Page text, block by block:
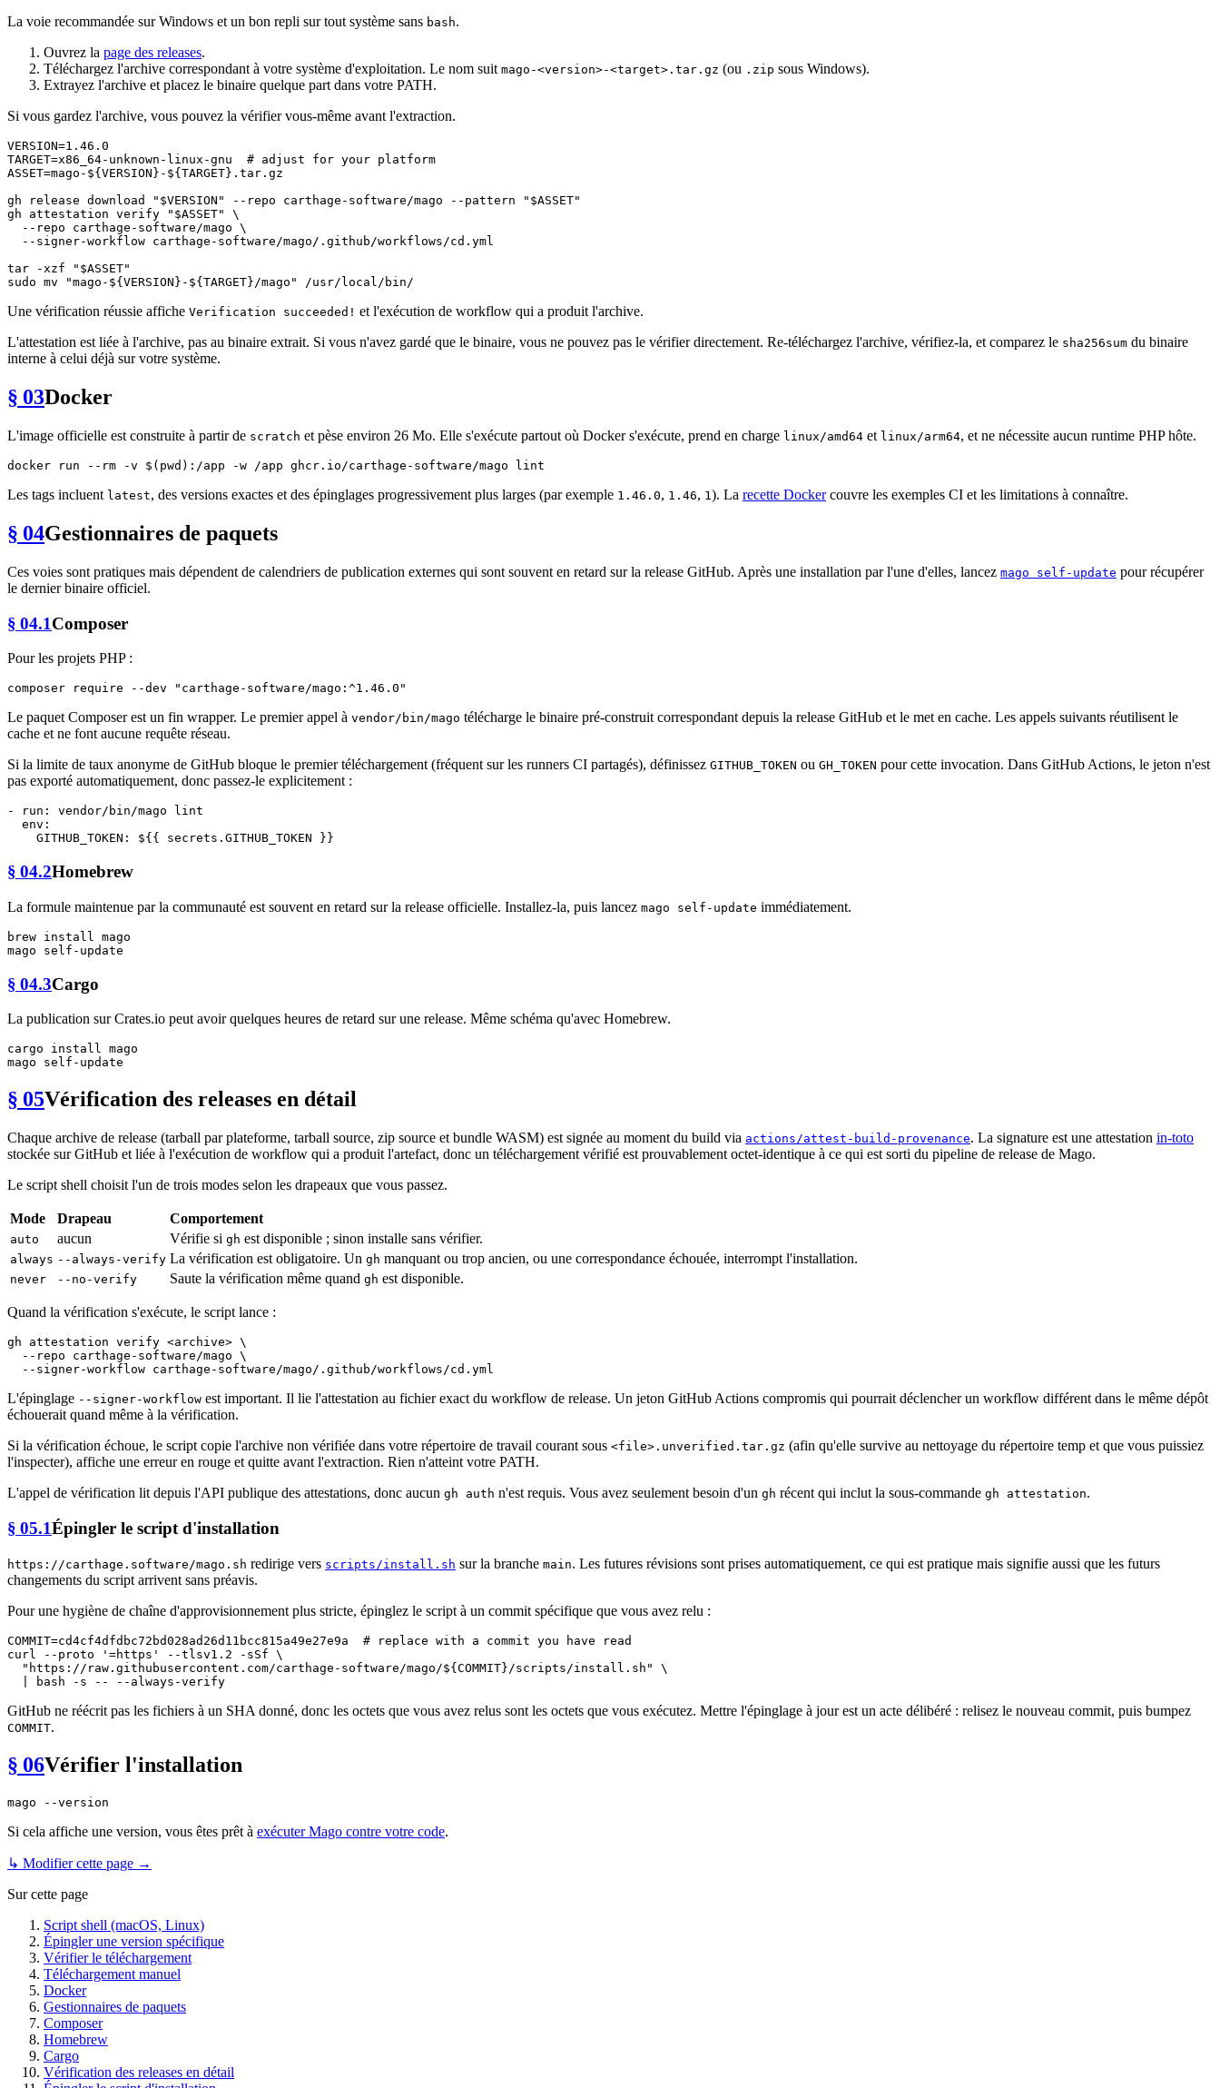
La voie recommandée sur Windows et un bon repli sur tout système sans bash.
Ouvrez la page des releases.
Téléchargez l'archive correspondant à votre système d'exploitation. Le nom suit mago-<version>-<target>.tar.gz (ou .zip sous Windows).
Extrayez l'archive et placez le binaire quelque part dans votre PATH.
Si vous gardez l'archive, vous pouvez la vérifier vous-même avant l'extraction.
VERSION=1.46.0
TARGET=x86_64-unknown-linux-gnu # adjust for your platform
ASSET=mago- ${VERSION} - ${TARGET} .tar.gz
gh release download
" $VERSION " --repo carthage-software/mago --pattern " $ASSET"
gh attestation verify
" $ASSET"
\
  --repo carthage-software/mago \
  --signer-workflow carthage-software/mago/.github/workflows/cd.yml
tar -xzf
" $ASSET"
sudo mv "mago- ${VERSION} - ${TARGET}/mago"
Une vérification réussie affiche Verification succeeded! et l'exécution de workflow qui a produit l'archive.
L'attestation est liée à l'archive, pas au binaire extrait. Si vous n'avez gardé que le binaire, vous ne pouvez pas le vérifier directement. Re-téléchargez l'archive, vérifiez-la, et comparez le sha256sum du binaire
interne à celui déjà sur votre système.
§ 03Docker
L'image officielle est construite à partir de scratch et pèse environ 26 Mo. Elle s'exécute partout où Docker s'exécute, prend en charge linux/amd64 et linux/arm64, et ne nécessite aucun runtime PHP hôte.
docker run -- rm -v $( pwd
Les tags incluent latest, des versions exactes et des épinglages progressivement plus larges (par exemple 1.46.0, 1.46, 1). La recette Dockercouvre les exemples CI et les limitations à connaître.
§ 04Gestionnaires de paquets
Ces voies sont pratiques mais dépendent de calendriers de publication externes qui sont souvent en retard sur la release GitHub. Après une installation par l'une d'elles, lancez mago self-update pour récupérer
le dernier binaire officiel.
§ 04.1Composer
Pour les projets PHP :
composer require --dev "carthage-software/mago:^1.46.0"
Le paquet Composer est un fin wrapper. Le premier appel à vendor/bin/mago télécharge le binaire pré-construit correspondant depuis la release GitHub et le met en cache. Les appels suivants réutilisent le
cache et ne font aucune requête réseau.
Si la limite de taux anonyme de GitHub bloque le premier téléchargement (fréquent sur les runners CI partagés), définissez GITHUB_TOKEN ou GH_TOKEN pour cette invocation. Dans GitHub Actions, le jeton n'est
pas exporté automatiquement, donc passez-le explicitement :
- run: vendor/bin/mago
lint
env:
GITHUB_TOKEN:
${{ secrets.GITHUB_TOKEN }}
§ 04.2Homebrew
La formule maintenue par la communauté est souvent en retard sur la release officielle. Installez-la, puis lancez mago self-update immédiatement.
brew install mago
§ 04.3Cargo
La publication sur Crates.io peut avoir quelques heures de retard sur une release. Même schéma qu'avec Homebrew.
cargo install mago
§ 05Vérification des releases en détail
Chaque archive de release (tarball par plateforme, tarball source, zip source et bundle WASM) est signée au moment du build via actions/attest-build-provenance. La signature est une attestation in-toto
stockée sur GitHub et liée à l'exécution de workflow qui a produit l'artefact, donc un téléchargement vérifié est prouvablement octet-identique à ce qui est sorti du pipeline de release de Mago.
Le script shell choisit l'un de trois modes selon les drapeaux que vous passez.
Mode Drapeau Comportement
auto aucun Vérifie si gh est disponible ; sinon installe sans vérifier.
always --always-verify La vérification est obligatoire. Un gh manquant ou trop ancien, ou une correspondance échouée, interrompt l'installation.
never --no-verify Saute la vérification même quand gh est disponible.
Quand la vérification s'exécute, le script lance :
gh attestation verify <archive> \
  --repo carthage-software/mago \
L'épinglage --signer-workflow est important. Il lie l'attestation au fichier exact du workflow de release. Un jeton GitHub Actions compromis qui pourrait déclencher un workflow différent dans le même dépôt
échouerait quand même à la vérification.
Si la vérification échoue, le script copie l'archive non vérifiée dans votre répertoire de travail courant sous <file>.unverified.tar.gz (afin qu'elle survive au nettoyage du répertoire temp et que vous puissiez
l'inspecter), affiche une erreur en rouge et quitte avant l'extraction. Rien n'atteint votre PATH.
L'appel de vérification lit depuis l'API publique des attestations, donc aucun gh auth n'est requis. Vous avez seulement besoin d'un gh récent qui inclut la sous-commande gh attestation.
§ 05.1Épingler le script d'installation
https://carthage.software/mago.sh redirige vers scripts/install.sh sur la branche main. Les futures révisions sont prises automatiquement, ce qui est pratique mais signifie aussi que les futurs
changements du script arrivent sans préavis.
Pour une hygiène de chaîne d'approvisionnement plus stricte, épinglez le script à un commit spécifique que vous avez relu :
COMMIT=cd4cf4dfdbc72bd028ad26d11bcc815a49e27e9a # replace with a commit you have read
curl --proto
'=https'
--tlsv1.2 -sSf \
"https://raw.githubusercontent.com/carthage-software/mago/${COMMIT} /scripts/install.sh"
\
GitHub ne réécrit pas les fichiers à un SHA donné, donc les octets que vous avez relus sont les octets que vous exécutez. Mettre l'épinglage à jour est un acte délibéré : relisez le nouveau commit, puis bumpez
COMMIT.
§ 06Vérifier l'installation
Si cela affiche une version, vous êtes prêt à exécuter Mago contre votre code.
↳ Modifier cette page →
Sur cette page
Script shell (macOS, Linux)
Épingler une version spécifique
Vérifier le téléchargement
Téléchargement manuel
Docker
Gestionnaires de paquets
Composer
Homebrew
Cargo
Vérification des releases en détail